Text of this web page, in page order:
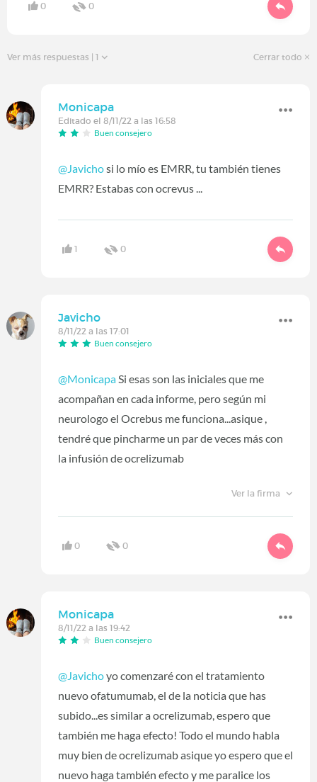
0 0
Cerrar todo
Ver más respuestas | 1
Monicapa
Editado el 8/11/22 a las 16:58
Buen consejero
@Javichosi lo mío es EMRR, tu también tienes
EMRR? Estabas con ocrevus ...
1 0
Javicho
8/11/22 a las 17:01
Buen consejero
@MonicapaSi esas son las iniciales que me
acompañan en cada informe, pero según mi
neurologo el Ocrebus me funciona...asique ,
tendré que pincharme un par de veces más con
la infusión de ocrelizumab
Ver la firma
0 0
Monicapa
8/11/22 a las 19:42
Buen consejero
@Javichoyo comenzaré con el tratamiento
nuevo ofatumumab, el de la noticia que has
subido...es similar a ocrelizumab, espero que
también me haga efecto! Todo el mundo habla
muy bien de ocrelizumab asique yo espero que el
nuevo haga también efecto y me paralice los